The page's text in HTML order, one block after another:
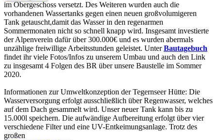
im Obergeschoss versetzt. Des Weiteren wurden auch die
vorhandenen Wassertanks gegen einen neuen großvolumigeren
Tank getauscht,damit das Wasser in den regenarmen
Sommermonaten nicht so schnell knapp wird. Insgesamt investierte
der Alpenverein dafür über 300.000€ und es wurden abermals
unzählige freiwillige Arbeitsstunden geleistet. UnterBautagebuch
findet ihr viele Fotos/Infos zu unserem Umbau und auch den Link
zu insgesamt 4 Folgen des BR über unsere Baustelle im Sommer
2020.
Informationen zur Umweltkonzeption der Tegernseer Hütte: Die
Wasserversorgung erfolgt ausschließlich über Regenwasser, welches
auf dem Dach gesammelt wird. Unser neuer Tank kann bis zu
15.000l speichern. Die aufwändige Aufbereitung erfolgt über vier
verschiedene Filter und eine UV-Entkeimungsanlage. Trotz des
großen